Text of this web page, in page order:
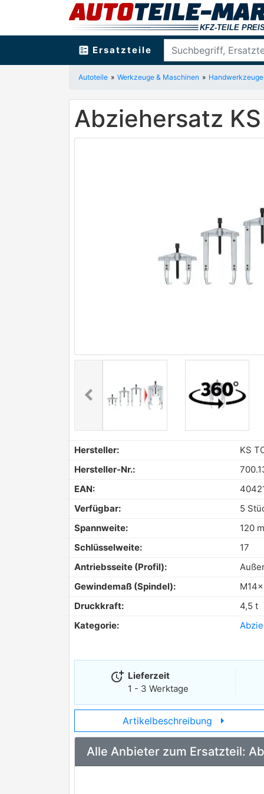
ballot Ersatzteile
Autoteile Werkzeuge & Maschinen Handwerkzeuge
Abziehersatz
chevron_leftPrevious
Hersteller: KS
Hersteller-Nr.:
EAN:
Verfügbar:
5
Spannweite:
120
Schlüsselweite:
17
Antriebsseite (Profil):
Gewindemaß (Spindel):
Druckkraft:
4,5 t
Kategorie:
more_time Lieferzeit
1 - 3 Werktage
Artikelbeschreibung arrow_right
Alle Anbieter zum Ersatzteil: